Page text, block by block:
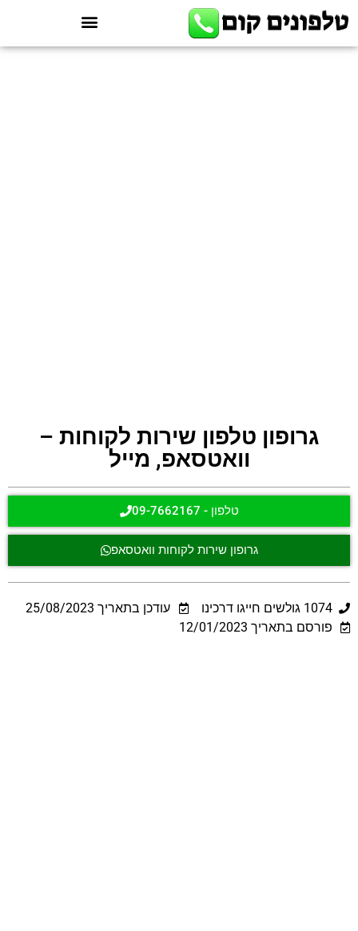
גרופון טלפון שירות לקוחות –
וואטסאפ, מייל
טלפון - 09-7662167
גרופון שירות לקוחות וואטסאפ
1074 גולשים חייגו דרכינו עודכן בתאריך 25/08/2023
פורסם בתאריך 12/01/2023